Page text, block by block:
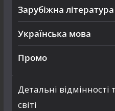
Зарубіжна література
Українська мова
Промо
Детальні відмінності
світі